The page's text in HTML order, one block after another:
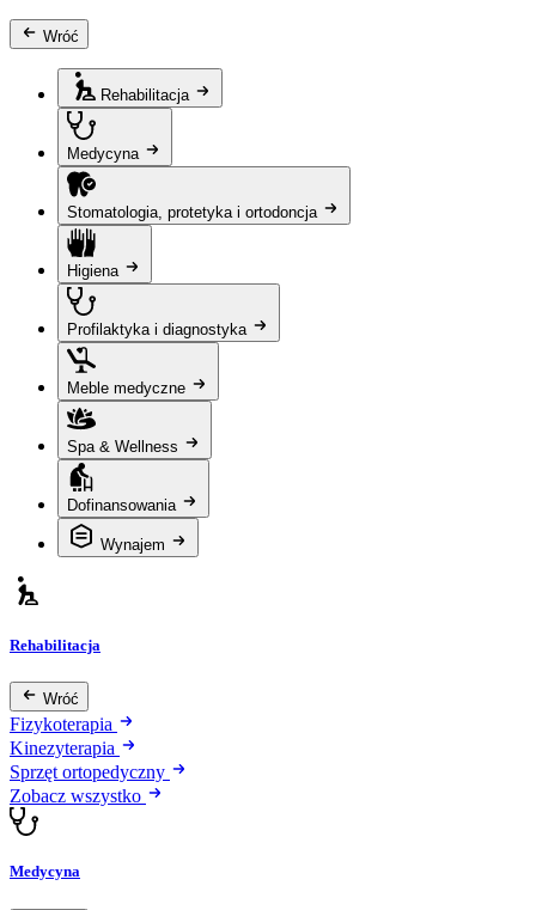
Wróć
Rehabilitacja
Medycyna
Stomatologia, protetyka i ortodoncja
Higiena
Profilaktyka i diagnostyka
Meble medyczne
Spa & Wellness
Dofinansowania
Wynajem
Rehabilitacja
Wróć
Fizykoterapia
Kinezyterapia
Sprzęt ortopedyczny
Zobacz wszystko
Medycyna